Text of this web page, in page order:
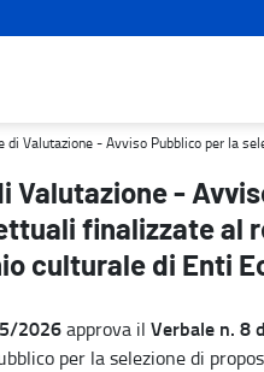
la selezione di proposte
di Valutazione - Avviso Pubblico per la
Valutazione -
finalizzate al
culturale di Enti
2026approva il Verbale n. 8
per la selezione di